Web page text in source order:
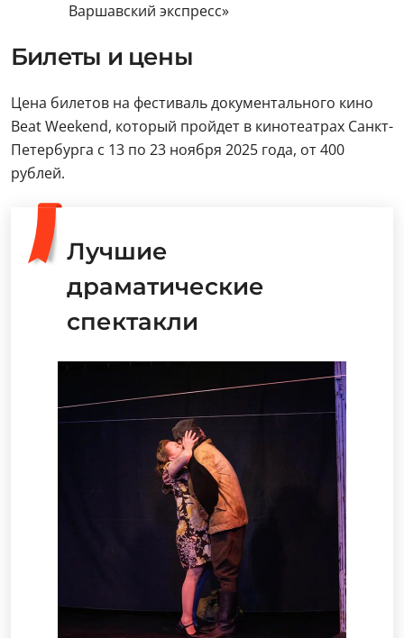
Варшавский экспресс»
Билеты и цены
Цена билетов на фестиваль документального кино
Beat Weekend, который пройдет в кинотеатрах Санкт-
Петербурга с 13 по 23 ноября 2025 года, от 400
рублей.
Лучшие
драматические
спектакли